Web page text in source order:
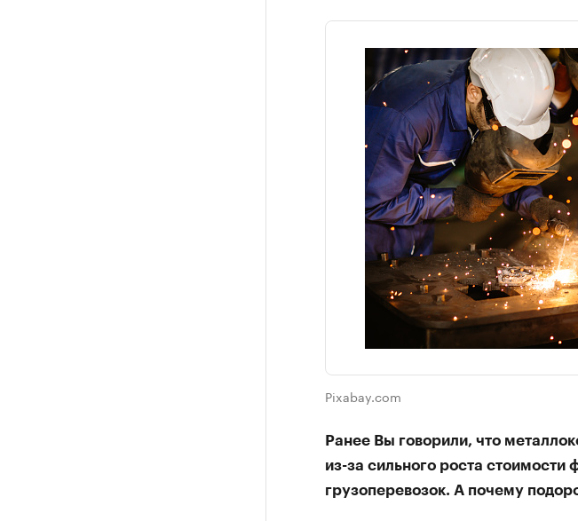
Pixabay.com
Ранее Вы говорили, что
из-за сильного роста стоимости
грузоперевозок. А почему